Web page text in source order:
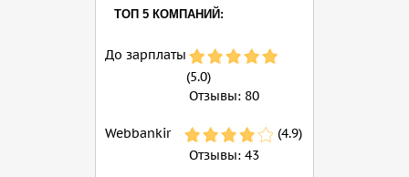
ТОП 5 КОМПАНИЙ:
До зарплаты
(5.0)
Отзывы: 80
Webbankir
(4.9)
Отзывы: 43